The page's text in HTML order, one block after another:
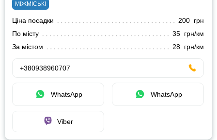
МІЖМІСЬКІ
Ціна посадки
200 грн
По місту
35 грн/км
За містом
28 грн/км
+380938960707
WhatsApp WhatsApp
Viber